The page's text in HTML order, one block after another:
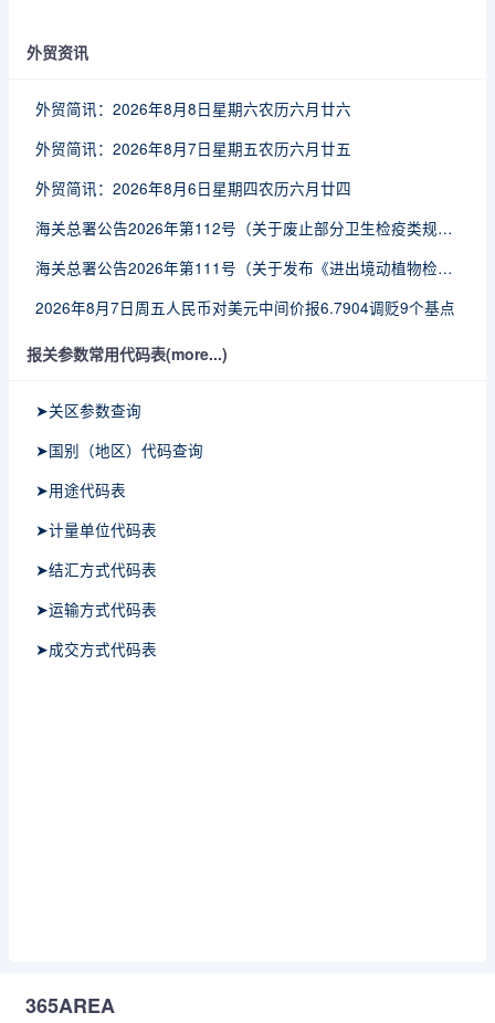
外贸资讯
外贸简讯：2026年8月8日星期六农历六月廿六
外贸简讯：2026年8月7日星期五农历六月廿五
外贸简讯：2026年8月6日星期四农历六月廿四
海关总署公告2026年第112号（关于废止部分卫生检疫类规范性文件的公告）
海关总署公告2026年第111号（关于发布《进出境动植物检疫处理监督管理工作规定》《进出境卫生处理监督管理工作规定》的公告）
2026年8月7日周五人民币对美元中间价报6.7904调贬9个基点
报关参数常用代码表(more...)
➤关区参数查询
➤国别（地区）代码查询
➤用途代码表
➤计量单位代码表
➤结汇方式代码表
➤运输方式代码表
➤成交方式代码表
365AREA